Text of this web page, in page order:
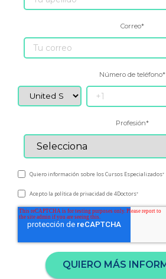
Correo*
Número de teléfono*
Profesión*
Quiero información sobre los Cursos Especializados*
Acepto la política de privacidad de 4Doctors*